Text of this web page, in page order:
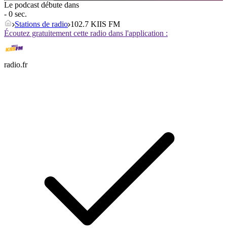
Le podcast débute dans
- 0 sec.
Stations de radio 102.7 KIIS FM
Écoutez gratuitement cette radio dans l'application :
radio.fr